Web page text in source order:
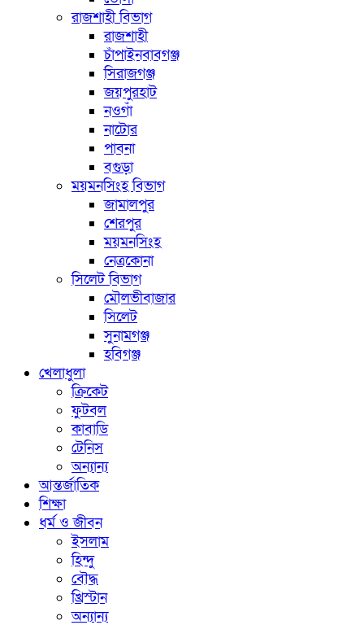
রাজশাহী বিভাগ
রাজশাহী
চাঁপাইনবাবগঞ্জ
সিরাজগঞ্জ
জয়পুরহাট
নওগাঁ
নাটোর
পাবনা
বগুড়া
ময়মনসিংহ বিভাগ
জামালপুর
শেরপুর
ময়মনসিংহ
নেত্রকোনা
সিলেট বিভাগ
মৌলভীবাজার
সিলেট
সুনামগঞ্জ
হবিগঞ্জ
খেলাধুলা
ক্রিকেট
ফুটবল
কাবাডি
টেনিস
অন্যান্য
আন্তর্জাতিক
শিক্ষা
ধর্ম ও জীবন
ইসলাম
হিন্দু
বৌদ্ধ
খ্রিস্টান
অন্যান্য